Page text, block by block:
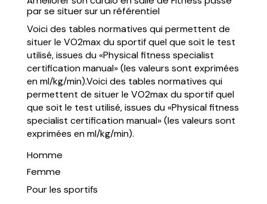
par se situer sur un référentiel
Voici des tables normatives qui permettent de
situer le VO2max du sportif quel que soit le test
utilisé, issues du «Physical fitness specialist
certification manual» (les valeurs sont exprimées
en ml/kg/min).Voici des tables normatives qui
permettent de situer le VO2max du sportif quel
que soit le test utilisé, issues du «Physical fitness
specialist certification manual» (les valeurs sont
exprimées en ml/kg/min).
Homme
Femme
Pour les sportifs